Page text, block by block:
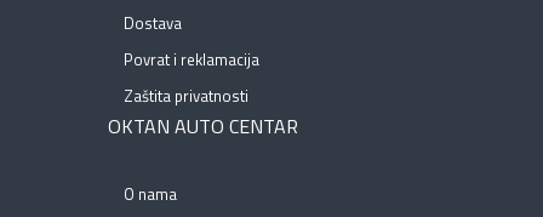
Dostava
Povrat i reklamacija
Zaštita privatnosti
OKTAN AUTO CENTAR
O nama